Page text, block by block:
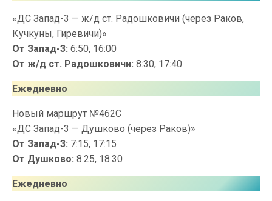
«ДС Запад-3 — ж/д ст. Радошковичи (через Раков,
Кучкуны, Гиревичи)»
От Запад-3: 6:50, 16:00
От ж/д ст. Радошковичи: 8:30, 17:40
Ежедневно
Новый маршрут №462С
«ДС Запад-3 — Душково (через Раков)»
От Запад-3: 7:15, 17:15
От Душково: 8:25, 18:30
Ежедневно